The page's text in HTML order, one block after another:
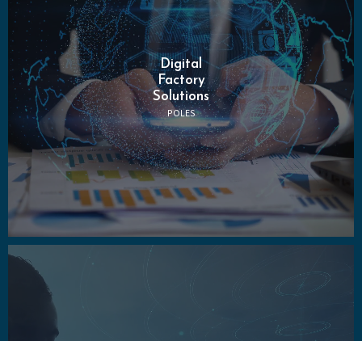
Digital
Factory
Solutions
POLES